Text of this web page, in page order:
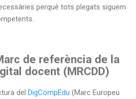
perquè tots plegats siguem
de referència de la
docent (MRCDD)
del DigCompEdu (Marc Europeu